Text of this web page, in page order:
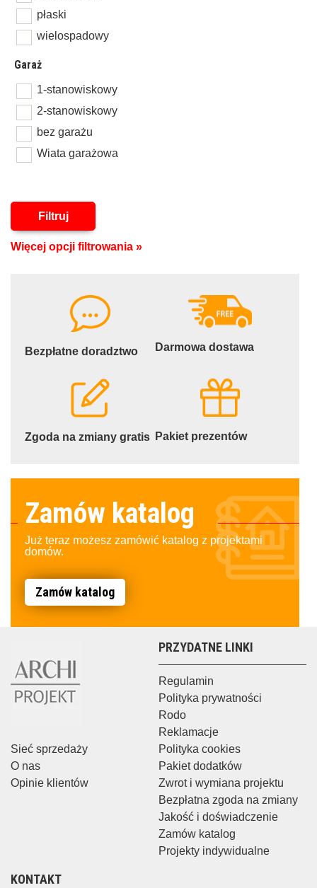
płaski
wielospadowy
Garaż
1-stanowiskowy
2-stanowiskowy
bez garażu
Wiata garażowa
Filtruj
Więcej opcji filtrowania »
Bezpłatne doradztwo Darmowa dostawa
Zgoda na zmiany gratis Pakiet prezentów
Zamów katalog
Już teraz możesz zamówić katalog z projektami
domów.
Zamów katalog
Sieć sprzedaży
O nas
Opinie klientów
PRZYDATNE LINKI
Regulamin
Polityka prywatności
Rodo
Reklamacje
Polityka cookies
Pakiet dodatków
Zwrot i wymiana projektu
Bezpłatna zgoda na zmiany
Jakość i doświadczenie
Zamów katalog
Projekty indywidualne
KONTAKT